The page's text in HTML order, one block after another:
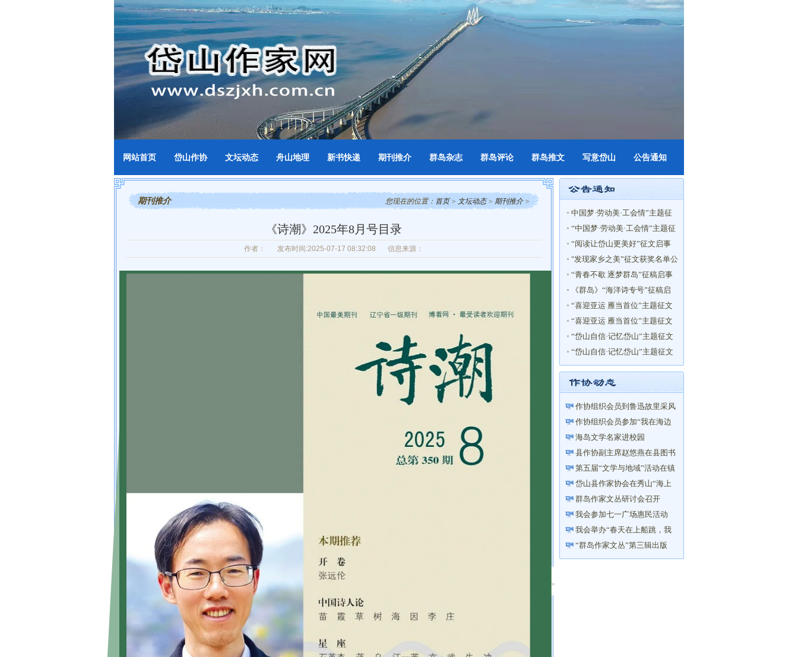
网站首页 岱山作协 文坛动态 舟山地理 新书快递 期刊推介 群岛杂志 群岛评论 群岛推文 写意岱山 公告通知
您现在的位置： 首页> 文坛动态> 期刊推介>
期刊推介
《诗潮》2025年8月号目录
作者： 发布时间:2025-07-17 08:32:08 信息来源：
中国梦·劳动美·工会情”主题征
文获奖名单
“中国梦·劳动美·工会情”主题征
文启事
“阅读让岱山更美好”征文启事
"发现家乡之美”征文获奖名单公
布！
“青春不歇 逐梦群岛”征稿启事
《群岛》“海洋诗专号”征稿启
事
“喜迎亚运 雁当首位”主题征文
获奖名单
“喜迎亚运 雁当首位”主题征文
启事
“岱山自信·记忆岱山”主题征文
活动获奖名单
“岱山自信·记忆岱山”主题征文
启事
作协组织会员到鲁迅故里采风
活动
作协组织会员参加“我在海边
读书”活动
海岛文学名家进校园
县作协副主席赵悠燕在县图书
馆举办“以笔写心——让你的...
第五届“文学与地域”活动在镇
海举行
岱山县作家协会在秀山“海上
花乡”成立文学创作采风基地
群岛作家文丛研讨会召开
我会参加七一广场惠民活动
我会举办“春天在上船跳，我
与诗歌有个约会”诗文朗读会
“群岛作家文丛”第三辑出版